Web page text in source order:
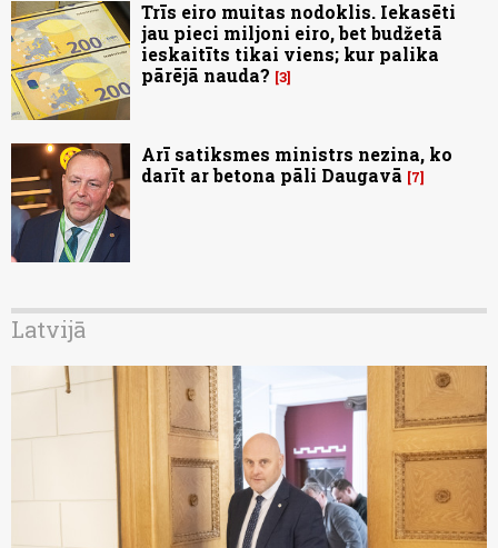
Trīs eiro muitas nodoklis. Iekasēti
jau pieci miljoni eiro, bet budžetā
ieskaitīts tikai viens; kur palika
pārējā nauda? 3
Arī satiksmes ministrs nezina, ko
darīt ar betona pāli Daugavā
7
Latvijā